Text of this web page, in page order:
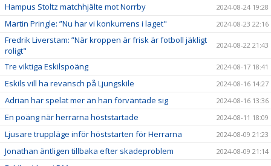
Hampus Stoltz matchhjälte mot Norrby 2024-08-24 19:28
Martin Pringle: ”Nu har vi konkurrens i laget" 2024-08-23 22:16
Fredrik Liverstam: ”När kroppen är frisk är fotboll jäkligt
roligt"
2024-08-22 21:43
Tre viktiga Eskilspoäng 2024-08-17 18:41
Eskils vill ha revansch på Ljungskile 2024-08-16 14:27
Adrian har spelat mer än han förväntade sig 2024-08-16 13:36
En poäng när herrarna höststartade 2024-08-11 18:09
Ljusare truppläge inför höststarten för Herrarna 2024-08-09 21:23
Jonathan äntligen tillbaka efter skadeproblem 2024-08-09 21:14